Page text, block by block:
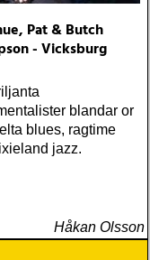
Pat & Butch
- Vicksburg
blandar or
blues, ragtime
jazz.
Håkan Olsson